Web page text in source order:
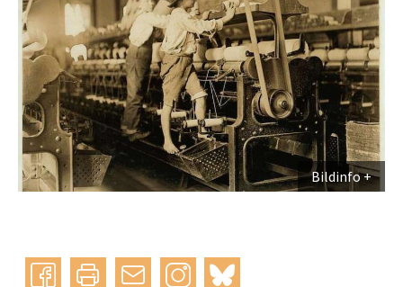
Bildinfo
Instagram
bluesky